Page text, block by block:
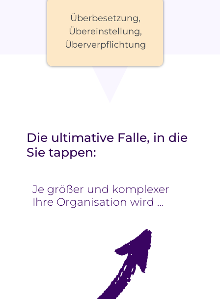
Überbesetzung,
Übereinstellung,
Überverpflichtung
Die ultimative Falle, in die
Sie tappen:
Je größer und komplexer
Ihre Organisation wird …